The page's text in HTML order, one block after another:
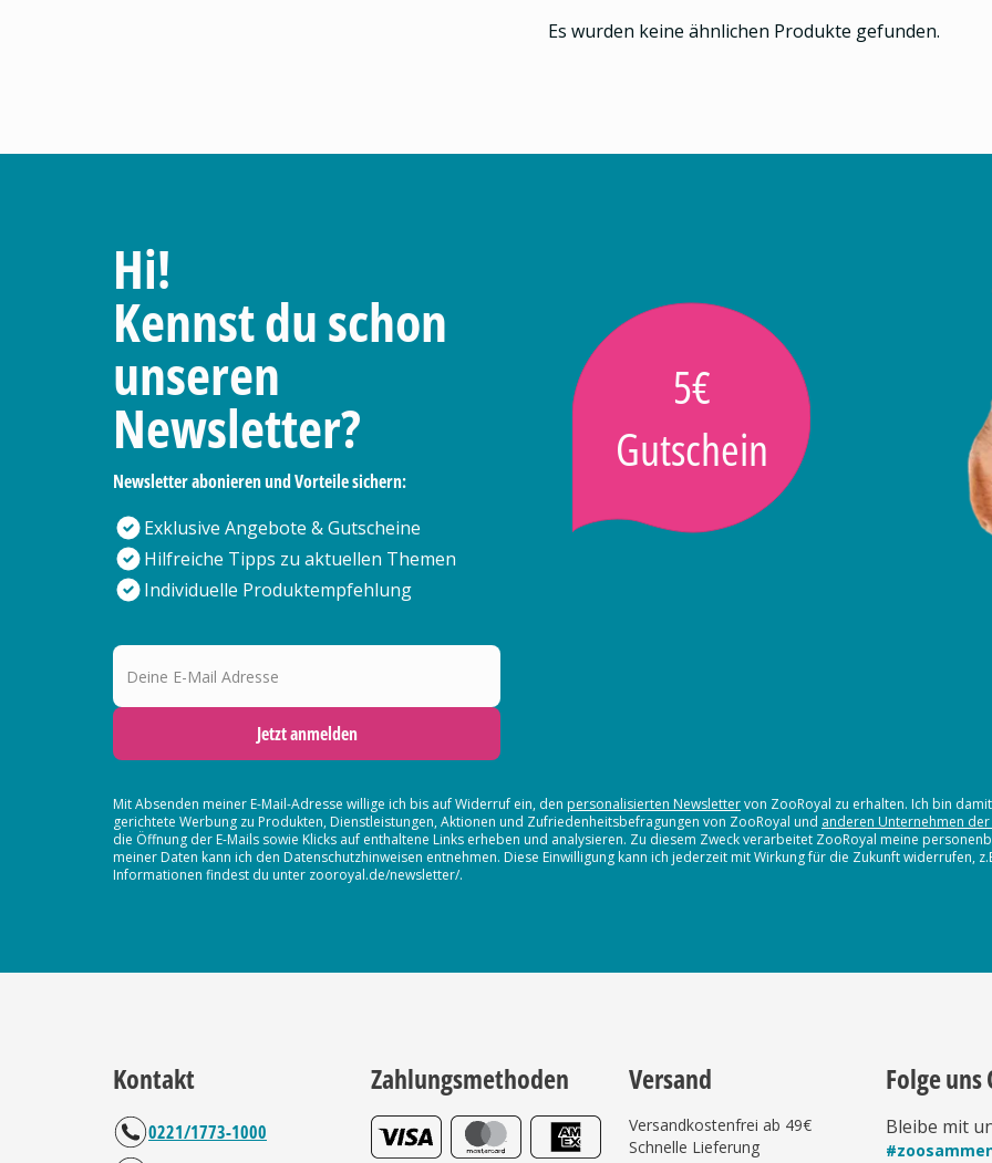
Es wurden keine ähnlichen Produkte gefunden.
Hi!
Kennst du schon
unseren
Newsletter?
Newsletter abonieren und Vorteile sichern:
Exklusive Angebote & Gutscheine
Hilfreiche Tipps zu aktuellen Themen
Individuelle Produktempfehlung
5€
Gutschein
Deine E-Mail Adresse
Jetzt anmelden
Mit Absenden meiner E-Mail-Adresse willige ich bis auf Widerruf ein, den personalisierten Newslettervon ZooRoyal zu erhalten. Ich bin
gerichtete Werbung zu Produkten, Dienstleistungen, Aktionen und Zufriedenheitsbefragungen von ZooRoyal und anderen Unternehmen der
die Öffnung der E-Mails sowie Klicks auf enthaltene Links erheben und analysieren. Zu diesem Zweck verarbeitet ZooRoyal meine
meiner Daten kann ich den Datenschutzhinweisen entnehmen. Diese Einwilligung kann ich jederzeit mit Wirkung für die Zukunft widerrufen,
Informationen findest du unter zooroyal.de/newsletter/.
Kontakt
0221/1773-1000
Zahlungsmethoden Versand
Versandkostenfrei ab 49€
Schnelle Lieferung
Folge
Bleibe mit